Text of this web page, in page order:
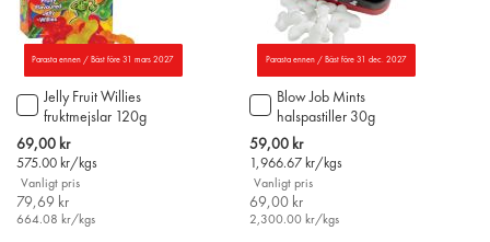
Parasta ennen / Bäst före 31 mars 2027
Jelly Fruit Willies
fruktmejslar 120g
Special
Price
69,00 kr
575.00 kr/kgs
Vanligt pris
79,69 kr
664.08 kr/kgs
Lägg
till
i
varukorgen
Parasta ennen / Bäst före 31 dec. 2027
Blow Job Mints
halspastiller 30g
Special
Price
59,00 kr
1,966.67 kr/kgs
Vanligt pris
69,00 kr
2,300.00 kr/kgs
Lägg
till
i
varukorgen